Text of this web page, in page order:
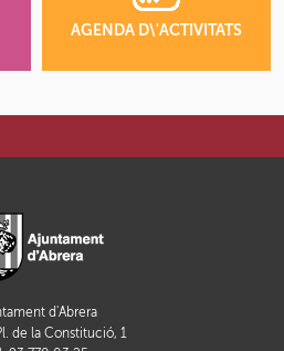
AGENDA D\'ACTIVITATS
d'Abrera
de la Constitució, 1